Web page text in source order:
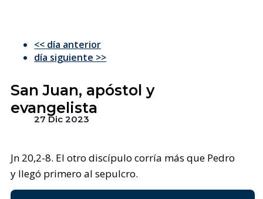
<< día anterior
día siguiente >>
San Juan, apóstol y
evangelista
27 Dic 2023
Jn 20,2-8. El otro discípulo corría más que Pedro
y llegó primero al sepulcro.